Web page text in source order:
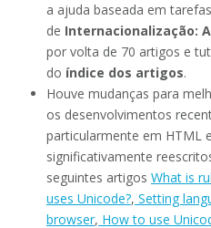
a ajuda baseada em
de Internacionalização:
por volta de 70 artigos e
do índice dos artigos.
Houve mudanças para
os desenvolvimentos
particularmente em HTML
significativamente
seguintes artigos What is
uses Unicode?, Setting
browser, How to use